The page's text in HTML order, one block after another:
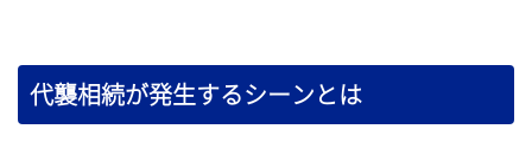
代襲相続が発生するシーンとは